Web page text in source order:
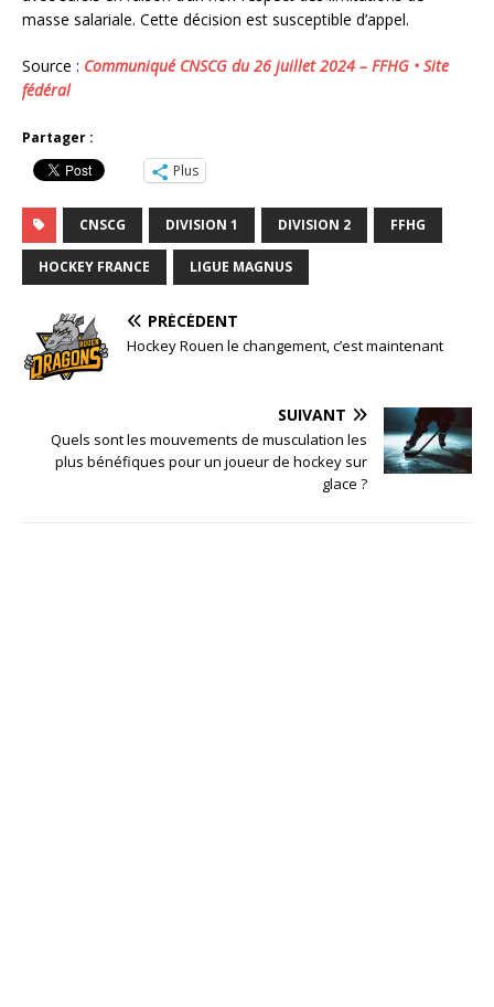
masse salariale. Cette décision est susceptible d’appel.
Source : Communiqué CNSCG du 26 juillet 2024 – FFHG • Site
fédéral
Partager :
Plus
CNSCG DIVISION 1 DIVISION 2 FFHG
HOCKEY FRANCE LIGUE MAGNUS
PRÉCÉDENT
Hockey Rouen le changement, c’est maintenant
SUIVANT
Quels sont les mouvements de musculation les
plus bénéfiques pour un joueur de hockey sur
glace ?